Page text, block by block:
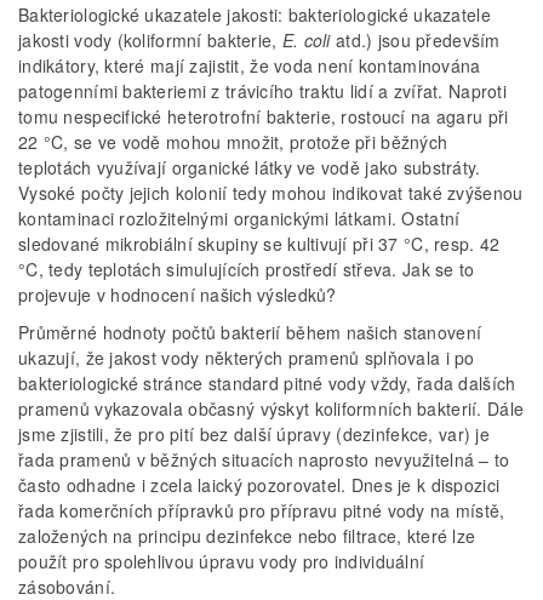
Bakteriologické ukazatele jakosti: bakteriologické ukazatele
jakosti vody (koliformní bakterie, E. coliatd.) jsou především
indikátory, které mají zajistit, že voda není kontaminována
patogenními bakteriemi z trávicího traktu lidí a zvířat. Naproti
tomu nespecifické heterotrofní bakterie, rostoucí na agaru při
22 °C, se ve vodě mohou množit, protože při běžných
teplotách využívají organické látky ve vodě jako substráty.
Vysoké počty jejich kolonií tedy mohou indikovat také zvýšenou
kontaminaci rozložitelnými organickými látkami. Ostatní
sledované mikrobiální skupiny se kultivují při 37 °C, resp. 42
°C, tedy teplotách simulujících prostředí střeva. Jak se to
projevuje v hodnocení našich výsledků?
Průměrné hodnoty počtů bakterií během našich stanovení
ukazují, že jakost vody některých pramenů splňovala i po
bakteriologické stránce standard pitné vody vždy, řada dalších
pramenů vykazovala občasný výskyt koliformních bakterií. Dále
jsme zjistili, že pro pití bez další úpravy (dezinfekce, var) je
řada pramenů v běžných situacích naprosto nevyužitelná – to
často odhadne i zcela laický pozorovatel. Dnes je k dispozici
řada komerčních přípravků pro přípravu pitné vody na místě,
založených na principu dezinfekce nebo filtrace, které lze
použít pro spolehlivou úpravu vody pro individuální
zásobování.